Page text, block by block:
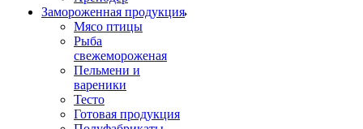
Замороженная продукция
Мясо птицы
Рыба
свежемороженая
Пельмени и
вареники
Тесто
Готовая продукция